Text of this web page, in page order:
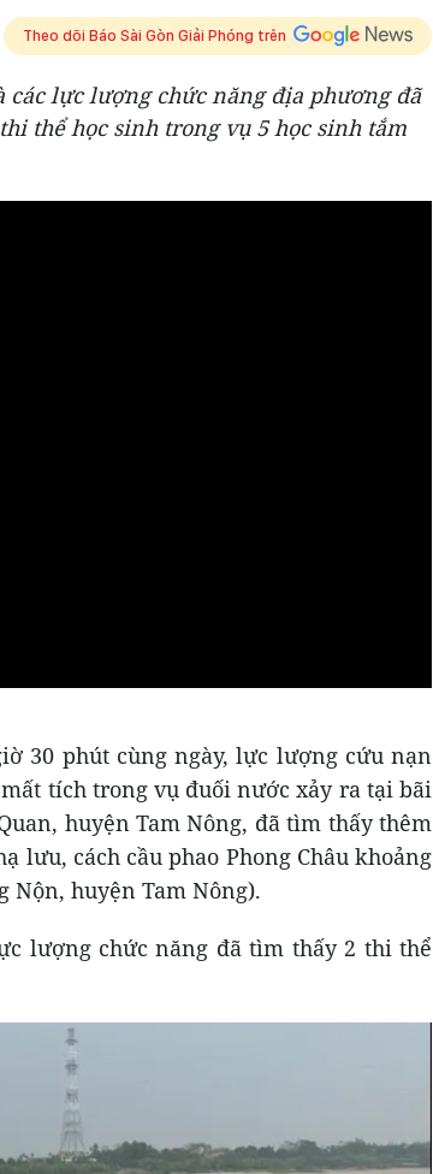
Theo dõi Báo Sài Gòn Giải Phóng trên
các lực lượng chức năng địa phương đã
thể học sinh trong vụ 5 học sinh tắm
30 phút cùng ngày, lực lượng cứu nạn
tích trong vụ đuối nước xảy ra tại bãi
huyện Tam Nông, đã tìm thấy thêm
cách cầu phao Phong Châu khoảng
Nộn, huyện Tam Nông).
lượng chức năng đã tìm thấy 2 thi thể